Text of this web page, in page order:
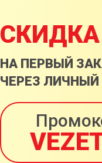
СКИДКА
НА ПЕРВЫЙ
ЧЕРЕЗ ЛИЧНЫЙ